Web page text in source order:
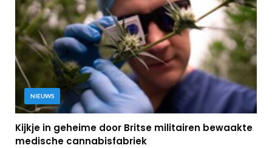
NIEUWS
Kijkje in geheime door Britse militairen bewaakte
medische cannabisfabriek